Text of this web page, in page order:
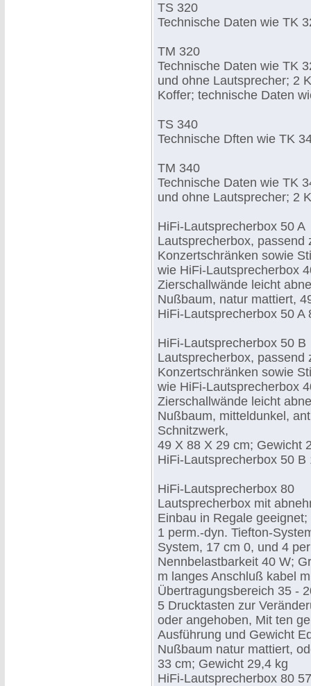
TS 320
Technische Daten wie TK
TM 320
Technische Daten wie TK
und ohne Lautsprecher; 2
Koffer; technische Daten
TS 340
Technische Dften wie TK
TM 340
Technische Daten wie TK
und ohne Lautsprecher; 2
HiFi-Lautsprecherbox 50 A
Lautsprecherbox, passend
Konzertschränken sowie
wie HiFi-Lautsprecherbox
Zierschallwände leicht
Nußbaum, natur mattiert,
HiFi-Lautsprecherbox 50 A
HiFi-Lautsprecherbox 50 B
Lautsprecherbox, passend
Konzertschränken sowie
wie HiFi-Lautsprecherbox
Zierschallwände leicht
Nußbaum, mitteldunkel,
Schnitzwerk,
49 X 88 X 29 cm; Gewicht
HiFi-Lautsprecherbox 50 B
HiFi-Lautsprecherbox 80
Lautsprecherbox mit
Einbau in Regale
1 perm.-dyn. Tiefton-
System, 17 cm 0, und 4
Nennbelastbarkeit 40 W;
m langes Anschluß kabel
Übertragungsbereich 35 -
5 Drucktasten zur
oder angehoben, Mit ten
Ausführung und Gewicht
Nußbaum natur mattiert,
33 cm; Gewicht 29,4 kg
HiFi-Lautsprecherbox 80